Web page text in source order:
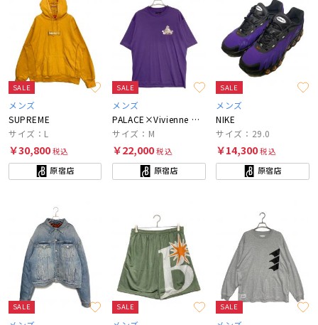
SALE
メンズ
SUPREME
サイズ：L
￥30,800税込
原宿店
SALE
メンズ
PALACE×Vivienne Westwood
サイズ：M
￥22,000税込
原宿店
SALE
メンズ
NIKE
サイズ：29.0
￥14,300税込
原宿店
SALE SALE SALE